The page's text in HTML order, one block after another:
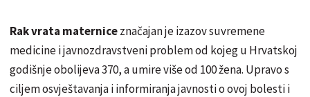
Rak vrata materniceznačajan je izazov suvremene
medicine i javnozdravstveni problem od kojeg u Hrvatskoj
godišnje obolijeva 370, a umire više od 100 žena. Upravo s
ciljem osvještavanja i informiranja javnosti o ovoj bolesti i